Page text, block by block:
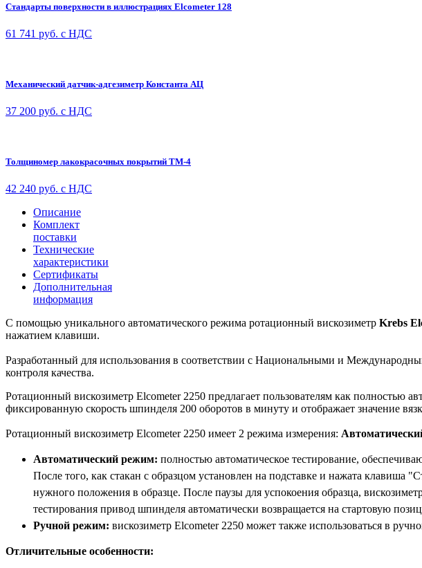
Стандарты поверхности в иллюстрациях Elcometer 128
61 741 руб. с НДС
Механический датчик-адгезиметр Константа АЦ
37 200 руб. с НДС
Толщиномер лакокрасочных покрытий ТМ-4
42 240 руб. с НДС
Описание
Комплект
поставки
Технические
характеристики
Сертификаты
Дополнительная
информация
С помощью уникального автоматического режима ротационный вискозиметр Krebs
нажатием клавиши.
Разработанный для использования в соответствии с Национальными и
контроля качества.
Ротационный вискозиметр Elcometer 2250 предлагает пользователям как полностью
фиксированную скорость шпинделя 200 оборотов в минуту и отображает значение
Ротационный вискозиметр Elcometer 2250 имеет 2 режима измерения:
Автоматический режим: полностью автоматическое тестирование,
После того, как стакан с образцом установлен на подставке и нажата клавиша
нужного положения в образце. После паузы для успокоения образца,
тестирования привод шпинделя автоматически возвращается на стартовую
Ручной режим: вискозиметр Elcometer 2250 может также использоваться в
Отличительные особенности: